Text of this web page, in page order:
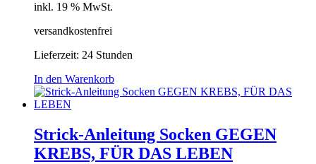
inkl. 19 % MwSt.
versandkostenfrei
Lieferzeit: 24 Stunden
In den Warenkorb
Strick-Anleitung Socken GEGEN
KREBS, FÜR DAS LEBEN